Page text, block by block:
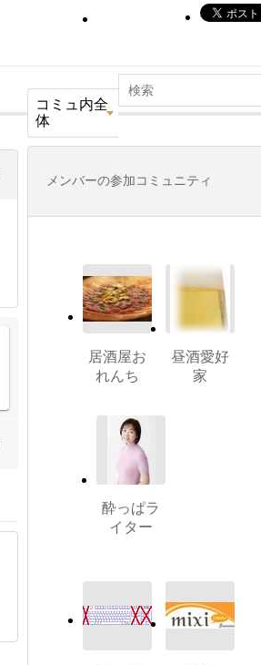
コミュ内全
体
メンバーの参加コミュニティ
居酒屋お
れんち
昼酒愛好
家
酔っぱラ
イター